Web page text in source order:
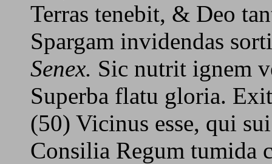
Terras tenebit, & Deo
Spargam invidendas
Senex. Sic nutrit ignem
Superba flatu gloria.
(50) Vicinus esse, qui
Consilia Regum tumida